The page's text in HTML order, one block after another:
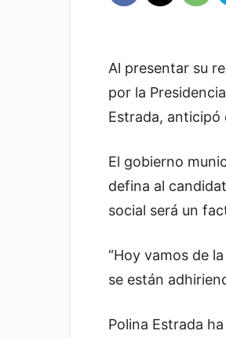
Al presentar su
por la
Estrada, anticipó
El gobierno
defina al
social será un
“Hoy vamos de
se están
Polina Estrada